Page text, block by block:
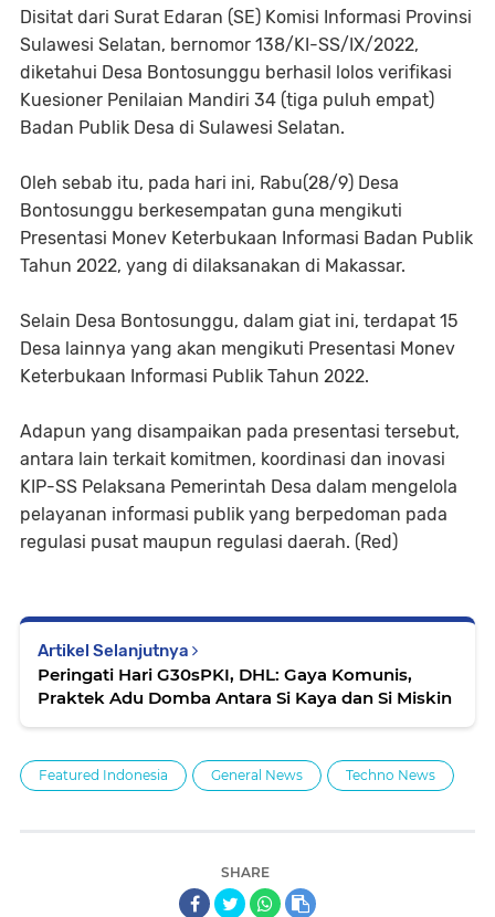
Disitat dari Surat Edaran (SE) Komisi Informasi Provinsi
Sulawesi Selatan, bernomor 138/KI-SS/IX/2022,
diketahui Desa Bontosunggu berhasil lolos verifikasi
Kuesioner Penilaian Mandiri 34 (tiga puluh empat)
Badan Publik Desa di Sulawesi Selatan.
Oleh sebab itu, pada hari ini, Rabu(28/9) Desa
Bontosunggu berkesempatan guna mengikuti
Presentasi Monev Keterbukaan Informasi Badan Publik
Tahun 2022, yang di dilaksanakan di Makassar.
Selain Desa Bontosunggu, dalam giat ini, terdapat 15
Desa lainnya yang akan mengikuti Presentasi Monev
Keterbukaan Informasi Publik Tahun 2022.
Adapun yang disampaikan pada presentasi tersebut,
antara lain terkait komitmen, koordinasi dan inovasi
KIP-SS Pelaksana Pemerintah Desa dalam mengelola
pelayanan informasi publik yang berpedoman pada
regulasi pusat maupun regulasi daerah. (Red)
Artikel Selanjutnya
Peringati Hari G30sPKI, DHL: Gaya Komunis,
Praktek Adu Domba Antara Si Kaya dan Si Miskin
Featured Indonesia General News Techno News
SHARE